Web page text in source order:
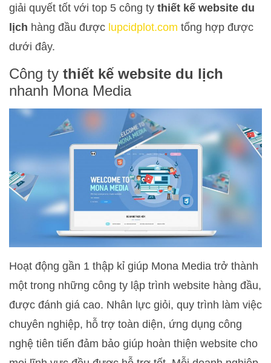
giải quyết tốt với top 5 công ty thiết kế website du
lịch hàng đầu được lupcidplot.com tổng hợp được
dưới đây.
Công ty thiết kế website du lịch
nhanh Mona Media
Hoạt động gần 1 thập kỉ giúp Mona Media trở thành
một trong những công ty lập trình website hàng đầu,
được đánh giá cao. Nhân lực giỏi, quy trình làm việc
chuyên nghiệp, hỗ trợ toàn diện, ứng dụng công
nghệ tiên tiến đảm bảo giúp hoàn thiện website cho